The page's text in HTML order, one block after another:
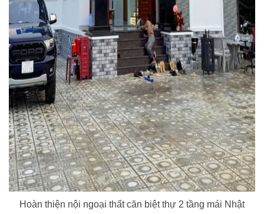
Hoàn thiện nội ngoại thất căn biệt thự 2 tầng mái Nhật